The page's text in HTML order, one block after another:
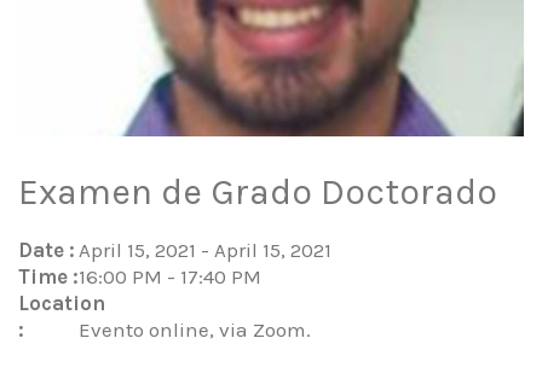
Examen de Grado Doctorado
Date : April 15, 2021 - April 15, 2021
Time :16:00 PM - 17:40 PM
Location
:
Evento online, via Zoom.